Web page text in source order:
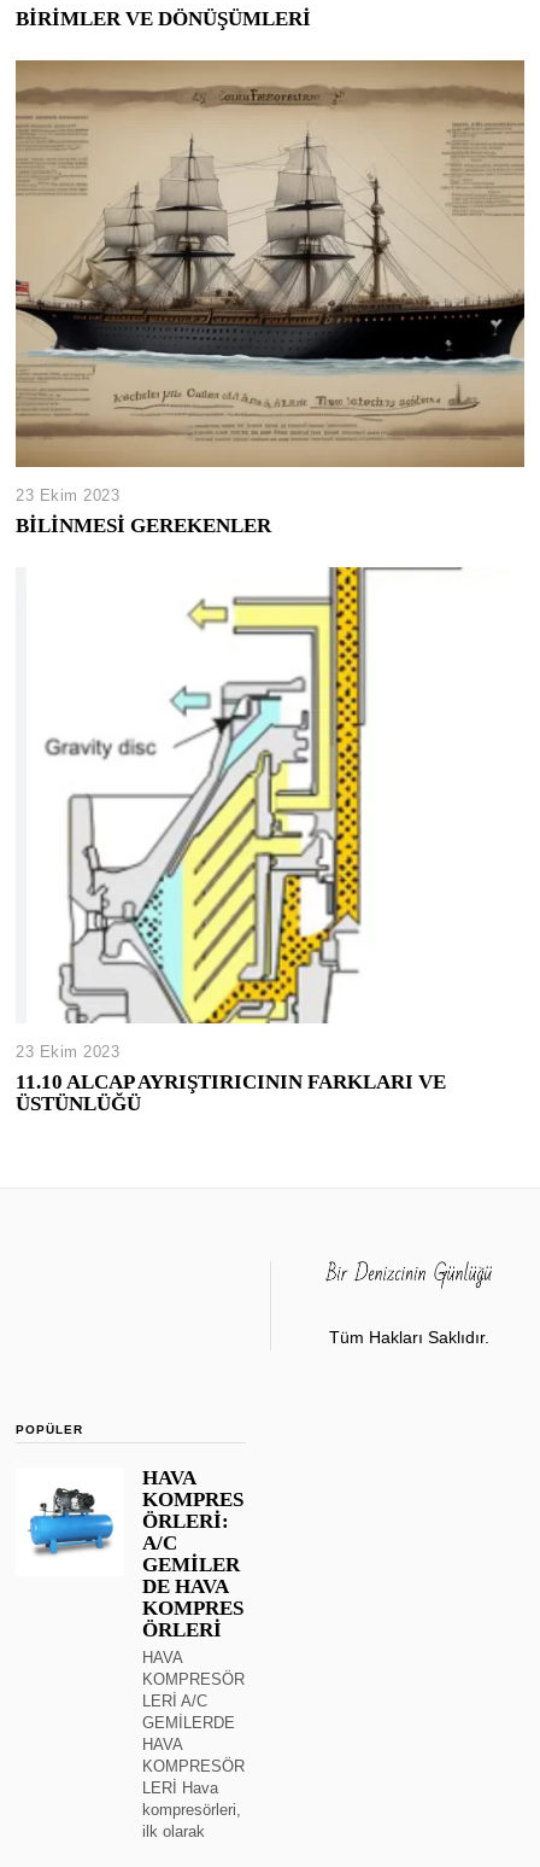
BİRİMLER VE DÖNÜŞÜMLERİ
23 Ekim 2023
BİLİNMESİ GEREKENLER
23 Ekim 2023
11.10 ALCAP AYRIŞTIRICININ FARKLARI VE
ÜSTÜNLÜĞÜ
Tüm Hakları Saklıdır.
POPÜLER
HAVA
KOMPRES
ÖRLERİ:
A/C
GEMİLER
DE HAVA
KOMPRES
ÖRLERİ
HAVA
KOMPRESÖR
LERİ A/C
GEMİLERDE
HAVA
KOMPRESÖR
LERİ Hava
kompresörleri,
ilk olarak